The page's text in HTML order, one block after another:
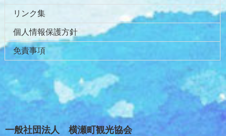
リンク集
個人情報保護方針
免責事項
一般社団法人 横瀬町観光協会